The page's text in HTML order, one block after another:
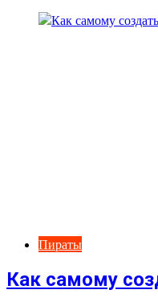
Пираты
Как самому